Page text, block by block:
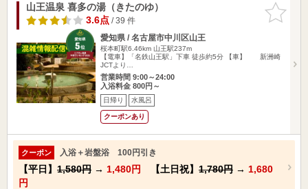
お気に入
りに追加
山王温泉 喜多の湯（きたのゆ）
3.6点/ 39 件
愛知県 / 名古屋市中川区山王
桜本町駅6.46km 山王駅237m
【電車】「名鉄山王駅」下車 徒歩約5分 【車】 新洲崎
JCTより…
営業時間 9:00～24:00
入浴料金 800円～
日帰り 水風呂
クーポンあり
クーポン 入浴＋岩盤浴 100円引き
【平日】 1,580円 → 1,480円 【土日祝】 1,780円 → 1,680
円